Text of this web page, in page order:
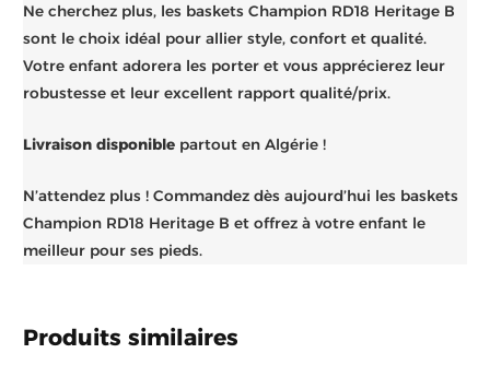
Ne cherchez plus, les baskets Champion RD18 Heritage B
sont le choix idéal pour allier style, confort et qualité.
Votre enfant adorera les porter et vous apprécierez leur
robustesse et leur excellent rapport qualité/prix.
Livraison disponible partout en Algérie !
N’attendez plus ! Commandez dès aujourd’hui les baskets
Champion RD18 Heritage B et offrez à votre enfant le
meilleur pour ses pieds.
Produits similaires